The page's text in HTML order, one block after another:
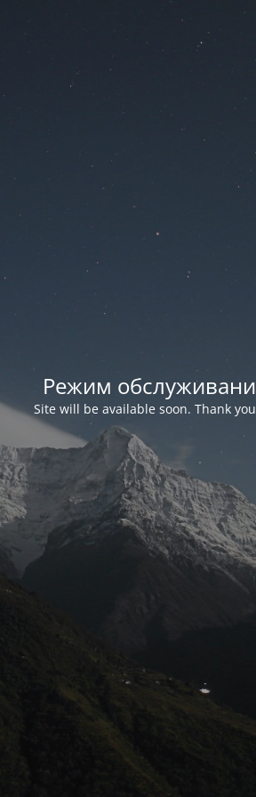
Режим
Site will be available soon. Thank